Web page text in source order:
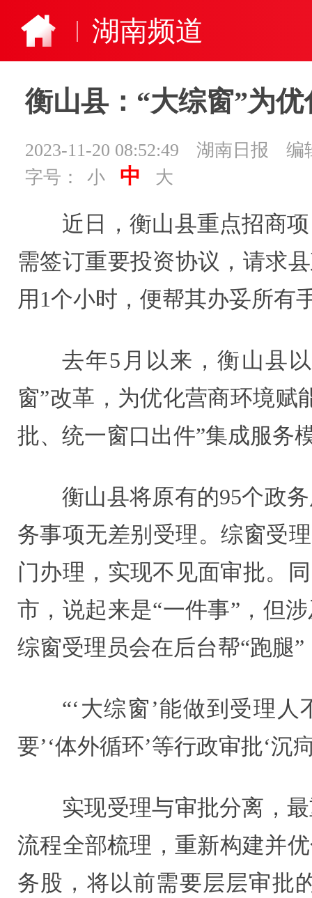
湖南频道
衡山县：“大综窗”为
2023-11-20 08:52:49 湖南日报
编
字号：
小 中 大
近日，衡山县重点招商
需签订重要投资协议，请求
用1个小时，便帮其办妥所有
去年5月以来，衡山县
窗”改革，为优化营商环境赋
批、统一窗口出件”集成服务
衡山县将原有的95个政
务事项无差别受理。综窗受
门办理，实现不见面审批。
市，说起来是“一件事”，但
综窗受理员会在后台帮“跑腿
“‘大综窗’能做到受理
要’‘体外循环’等行政审批‘
实现受理与审批分离，
流程全部梳理，重新构建并
务股，将以前需要层层审批